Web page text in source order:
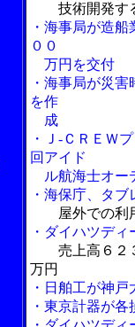
技術開発す
・海事局が造
００
万円を交付
・海事局が災
を作
成
・Ｊ-ＣＲＥＷ
回アイド
ル航海士オー
・海保庁、タ
屋外での利
・ダイハツデ
売上高６２
万円
・日舶工が神
・東京計器が